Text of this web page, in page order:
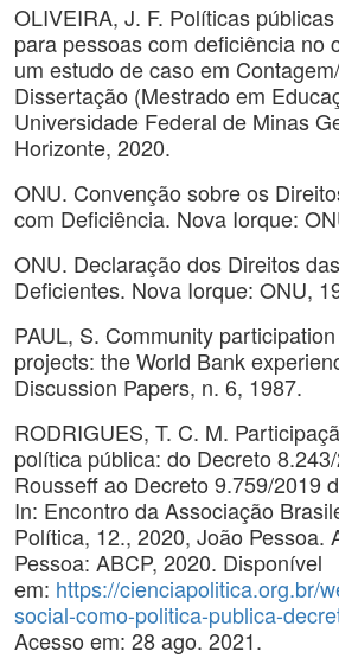
OLIVEIRA, J. F. Políticas
para pessoas com deficiência no
um estudo de caso em
Dissertação (Mestrado em
Universidade Federal de Minas
Horizonte, 2020.
ONU. Convenção sobre os
com Deficiência. Nova Iorque:
ONU. Declaração dos Direitos
Deficientes. Nova Iorque: ONU,
PAUL, S. Community
projects: the World Bank
Discussion Papers, n. 6, 1987.
RODRIGUES, T. C. M.
política pública: do Decreto
Rousseff ao Decreto 9.759/2019
In: Encontro da Associação
Política, 12., 2020, João Pessoa.
Pessoa: ABCP, 2020. Disponível
em: https://cienciapolitica.org.br/
social-como-politica-publica-
Acesso em: 28 ago. 2021.